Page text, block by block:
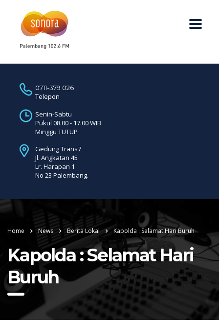
0711-379 026
Telepon
Senin-Sabtu
Pukul 08.00 - 17.00 WIB
Minggu TUTUP
Gedung Trans7
Jl. Angkatan 45
Lr. Harapan 1
No 23 Palembang.
Home News Berita Lokal Kapolda : Selamat Hari Buruh
Kapolda : Selamat Hari
Buruh